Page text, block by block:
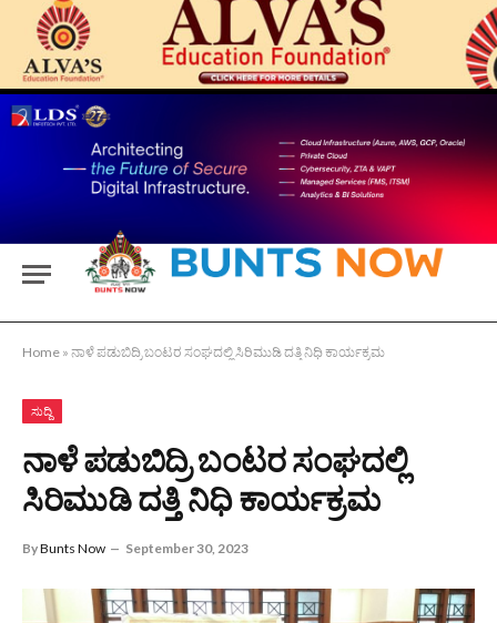
Home » ನಾಳೆ ಪಡುಬಿದ್ರಿ ಬಂಟರ ಸಂಘದಲ್ಲಿ ಸಿರಿಮುಡಿ ದತ್ತಿ ನಿಧಿ ಕಾರ್ಯಕ್ರಮ
ಸುದ್ದಿ
ನಾಳೆ ಪಡುಬಿದ್ರಿ ಬಂಟರ ಸಂಘದಲ್ಲಿ
ಸಿರಿಮುಡಿ ದತ್ತಿ ನಿಧಿ ಕಾರ್ಯಕ್ರಮ
ByBunts Now September 30, 2023